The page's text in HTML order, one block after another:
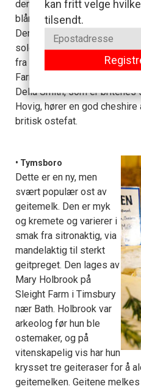
kan fritt velge
tilsendt.
den søramerikanske planten
blåmugg i.
Denne ostens storhetstid var
solgtes rundt 40.000 tonn i
fra mer moderne oster, men
Farm i Shropshire holder
Delia Smith, som er britenes
Hovig, hører en god
britisk ostefat.
• Tymsboro
Dette er en ny, men
svært populær ost av
geitemelk. Den er myk
og kremete og varierer i
smak fra sitronaktig, via
mandelaktig til sterkt
geitpreget. Den lages av
Mary Holbrook på
Sleight Farm i Timsbury
nær Bath. Holbrook var
arkeolog før hun ble
ostemaker, og på
vitenskapelig vis har hun
krysset tre geiteraser for å
geitemelken. Geitene